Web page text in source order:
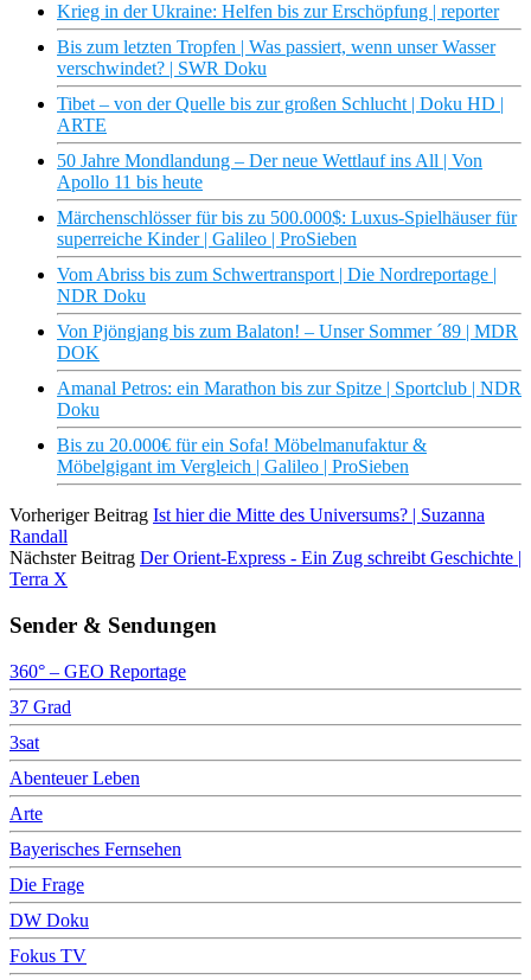
Krieg in der Ukraine: Helfen bis zur Erschöpfung | reporter
Bis zum letzten Tropfen | Was passiert, wenn unser Wasser
verschwindet? | SWR Doku
Tibet – von der Quelle bis zur großen Schlucht | Doku HD |
ARTE
50 Jahre Mondlandung – Der neue Wettlauf ins All | Von
Apollo 11 bis heute
Märchenschlösser für bis zu 500.000$: Luxus-Spielhäuser für
superreiche Kinder | Galileo | ProSieben
Vom Abriss bis zum Schwertransport | Die Nordreportage |
NDR Doku
Von Pjöngjang bis zum Balaton! – Unser Sommer ´89 | MDR
DOK
Amanal Petros: ein Marathon bis zur Spitze | Sportclub | NDR
Doku
Bis zu 20.000€ für ein Sofa! Möbelmanufaktur &
Möbelgigant im Vergleich | Galileo | ProSieben
Vorheriger Beitrag Ist hier die Mitte des Universums? | Suzanna
Randall
Nächster Beitrag Der Orient-Express - Ein Zug schreibt Geschichte |
Terra X
Sender & Sendungen
360° – GEO Reportage
37 Grad
3sat
Abenteuer Leben
Arte
Bayerisches Fernsehen
Die Frage
DW Doku
Fokus TV